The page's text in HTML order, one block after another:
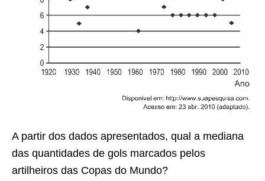
A partir dos dados apresentados, qual a mediana
das quantidades de gols marcados pelos
artilheiros das Copas do Mundo?